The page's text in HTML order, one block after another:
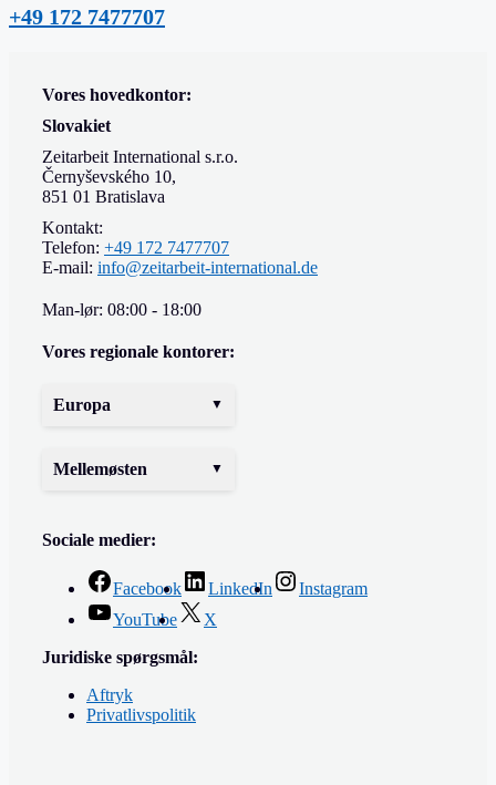
+49 172 7477707
Vores hovedkontor:
Slovakiet
Zeitarbeit International s.r.o.
Černyševského 10,
851 01 Bratislava
Kontakt:
Telefon: +49 172 7477707
E-mail: info@zeitarbeit-international.de
Man-lør: 08:00 - 18:00
Vores regionale kontorer:
Europa
Mellemøsten
Sociale medier:
Facebook LinkedIn
Instagram
YouTube
X
Juridiske spørgsmål:
Aftryk
Privatlivspolitik